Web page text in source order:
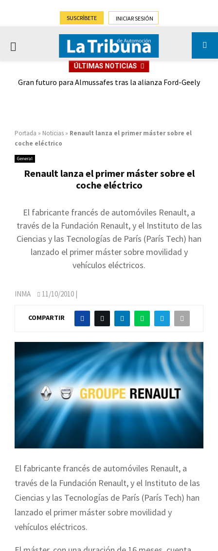
SUSCRÍBETE INICIAR SESIÓN
PRIMARY
ÚLTIMAS NOTICIAS
Gran futuro para Almussafes tras la alianza Ford-Geely
Portada » Noticias » Renault lanza el primer máster sobre el
coche eléctrico
General
Renault lanza el primer máster sobre el
coche eléctrico
El fabricante francés de automóviles Renault, a
través de la Fundación Renault, y el Instituto de las
Ciencias y las Tecnologías de París (París Tech) han
lanzado el primer máster sobre movilidad y
vehículos eléctricos.
INMA 11/10/2010 |
COMPARTIR
El fabricante francés de automóviles Renault, a
través de la Fundación Renault, y el Instituto de las
Ciencias y las Tecnologías de París (París Tech) han
lanzado el primer máster sobre movilidad y
vehículos eléctricos.